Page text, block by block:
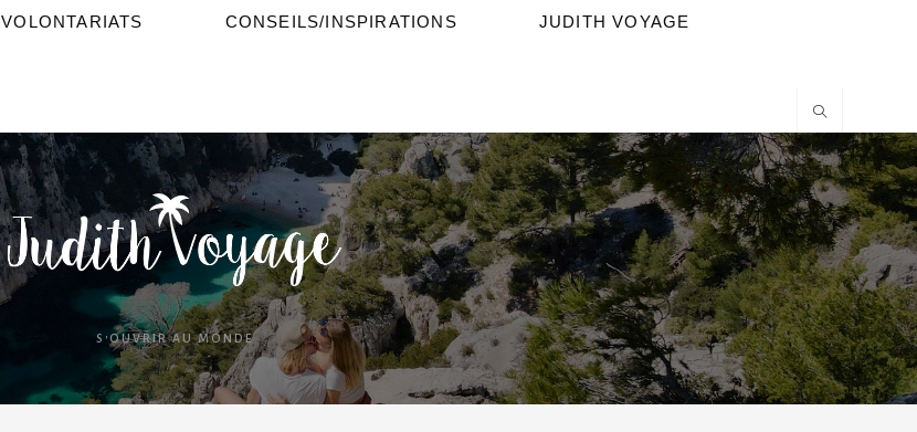
VOLONTARIATS CONSEILS/INSPIRATIONS JUDITH VOYAGE
S'OUVRIR AU MONDE